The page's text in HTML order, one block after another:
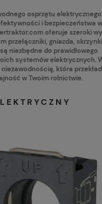
osprzętu
i bezpieczeństwa
oferuje szeroki
przełączniki, gniazda,
niezbędne do prawidłowego
systemów elektrycznych.
która
w Twoim rolnictwie.